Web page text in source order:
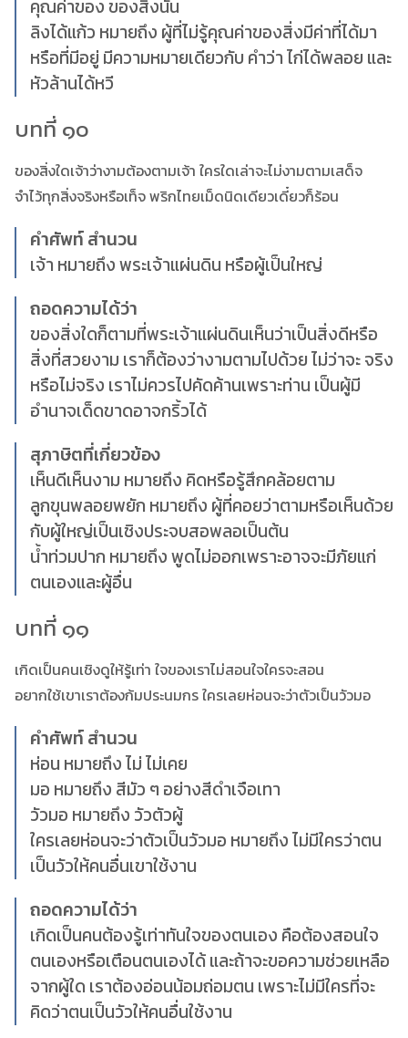
คุณค่าของ ของสิ่งนั้น
ลิงได้แก้ว หมายถึง ผู้ที่ไม่รู้คุณค่าของสิ่งมีค่าที่ได้มา
หรือที่มีอยู่ มีความหมายเดียวกับ คำว่า ไก่ได้พลอย และ
หัวล้านได้หวี
บทที่ ๑๐
ของสิ่งใดเจ้าว่างามต้องตามเจ้า ใครใดเล่าจะไม่งามตามเสด็จ
จำไว้ทุกสิ่งจริงหรือเท็จ พริกไทยเม็ดนิดเดียวเดี๋ยวก็ร้อน
คำศัพท์ สำนวน
เจ้า หมายถึง พระเจ้าแผ่นดิน หรือผู้เป็นใหญ่
ถอดความได้ว่า
ของสิ่งใดก็ตามที่พระเจ้าแผ่นดินเห็นว่าเป็นสิ่งดีหรือ
สิ่งที่สวยงาม เราก็ต้องว่างามตามไปด้วย ไม่ว่าจะ จริง
หรือไม่จริง เราไม่ควรไปคัดค้านเพราะท่าน เป็นผู้มี
อำนาจเด็ดขาดอาจกริ้วได้
สุภาษิตที่เกี่ยวข้อง
เห็นดีเห็นงาม หมายถึง คิดหรือรู้สึกคล้อยตาม
ลูกขุนพลอยพยัก หมายถึง ผู้ที่คอยว่าตามหรือเห็นด้วย
กับผู้ใหญ่เป็นเชิงประจบสอพลอเป็นต้น
น้ำท่วมปาก หมายถึง พูดไม่ออกเพราะอาจจะมีภัยแก่
ตนเองและผู้อื่น
บทที่ ๑๑
เกิดเป็นคนเชิงดูให้รู้เท่า ใจของเราไม่สอนใจใครจะสอน
อยากใช้เขาเราต้องก้มประนมกร ใครเลยห่อนจะว่าตัวเป็นวัวมอ
คำศัพท์ สำนวน
ห่อน หมายถึง ไม่ ไม่เคย
มอ หมายถึง สีมัว ๆ อย่างสีดำเจือเทา
วัวมอ หมายถึง วัวตัวผู้
ใครเลยห่อนจะว่าตัวเป็นวัวมอ หมายถึง ไม่มีใครว่าตน
เป็นวัวให้คนอื่นเขาใช้งาน
ถอดความได้ว่า
เกิดเป็นคนต้องรู้เท่าทันใจของตนเอง คือต้องสอนใจ
ตนเองหรือเตือนตนเองได้ และถ้าจะขอความช่วยเหลือ
จากผู้ใด เราต้องอ่อนน้อมถ่อมตน เพราะไม่มีใครที่จะ
คิดว่าตนเป็นวัวให้คนอื่นใช้งาน